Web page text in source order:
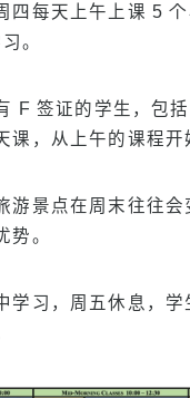
备考
四每天上午上课 5
。
F 签证的学生，包
课，从上午的课程开
游景点在周末往往会
势。
学习，周五休息，